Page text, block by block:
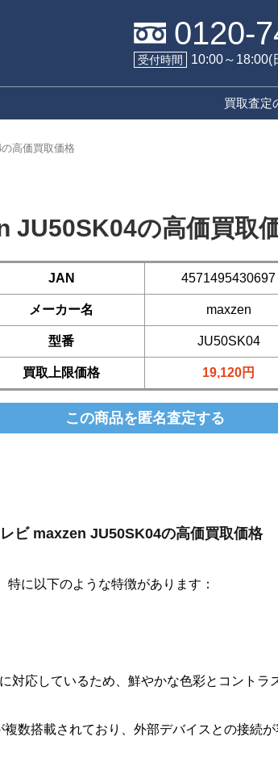
0120-
受付時間 10:00～18:00(
買取査定
高価買取価格
JU50SK04の高価買取
JAN 4571495430697
メーカー名 maxzen
型番 JU50SK04
買取上限価格 19,120円
ビ maxzen JU50SK04の高価買取価格
に以下のような特徴があります：
対応しているため、鮮やかな色彩とコントラ
数搭載されており、外部デバイスとの接続